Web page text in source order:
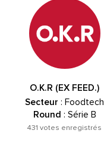
O.K.R (EX FEED.)
Secteur : Foodtech
Round : Série B
431 votes enregistrés